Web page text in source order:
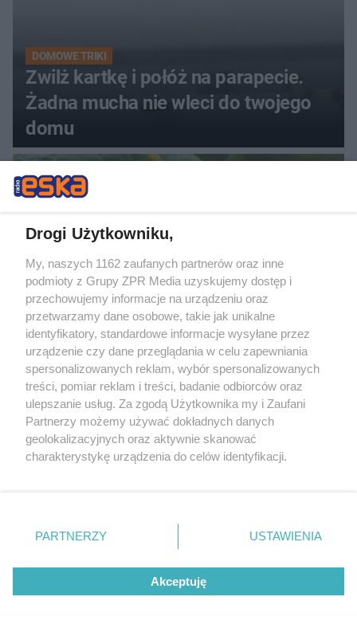
DOMOWE TRIKI
Zwilż kartkę i połóż na parapecie.
Żadna mucha nie wleci do twojego
domu
PIELĘGNACJA BORÓWKI
Zrób to po zebraniu borówek, a za
rok zbiory będą obfite
ZOBACZ WIĘCEJ
Drogi Użytkowniku,
My, naszych 1162 zaufanych partnerów oraz inne
podmioty z Grupy ZPR Media uzyskujemy dostęp i
przechowujemy informacje na urządzeniu oraz
przetwarzamy dane osobowe, takie jak unikalne
identyfikatory, standardowe informacje wysyłane przez
urządzenie czy dane przeglądania w celu zapewniania
spersonalizowanych reklam, wybór spersonalizowanych
treści, pomiar reklam i treści, badanie odbiorców oraz
ulepszanie usług. Za zgodą Użytkownika my i Zaufani
Partnerzy możemy używać dokładnych danych
geolokalizacyjnych oraz aktywnie skanować
charakterystykę urządzenia do celów identyfikacji.
zmienić/wycofać klikając przycisk ustawień prywatności
znajdujący się w lewym dolnym rogu strony
rodzaje przetwarzania danych nie wymagają zgody
użytkownika, ale masz prawo sprzeciwić się takiemu
przetwarzaniu. Preferencje będą miały zastosowanie tylko
PARTNERZY USTAWIENIA
Akceptuję